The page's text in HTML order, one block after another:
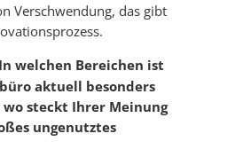
Verschwendung, das gibt
In welchen Bereichen ist
aktuell besonders
wo steckt Ihrer Meinung
ungenutztes